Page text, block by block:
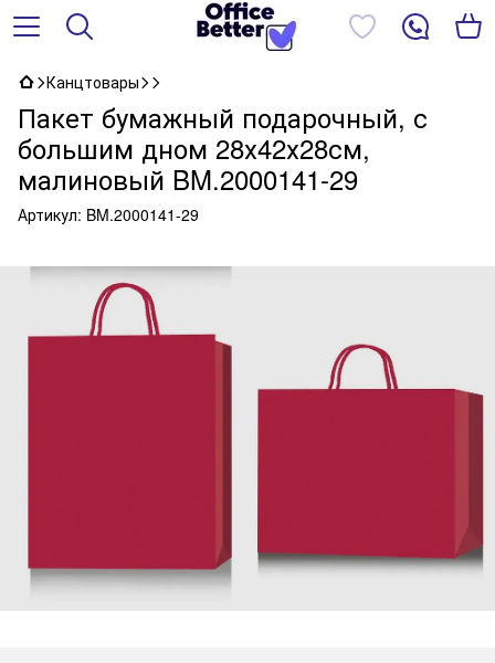
Канцтовары
Пакет бумажный подарочный, с
большим дном 28х42х28см,
малиновый BM.2000141-29
Артикул: BM.2000141-29